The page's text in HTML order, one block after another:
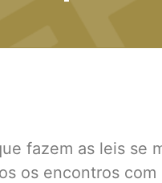
fazem as leis se
os encontros